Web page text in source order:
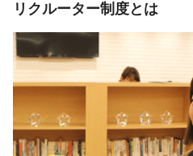
リクルーター制度とは